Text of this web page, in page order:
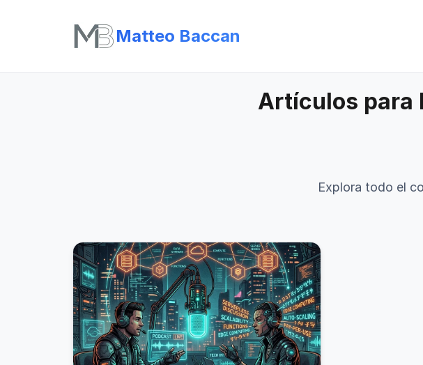
Matteo Baccan
Artículos para
Explora todo el